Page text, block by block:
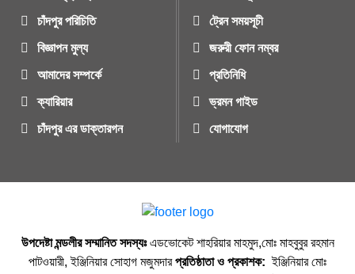
চাঁদপুর পরিচিতি
বিজ্ঞাপন মুল্য
আমাদের সম্পর্কে
ক্যারিয়ার
চাঁদপুর এর ডাক্তারগন
ট্রেন সময়সূচী
জরুরী ফোন নম্বর
প্রতিনিধি
ভ্রমন গাইড
যোগাযোগ
উপদেষ্টা মন্ডলীর সম্মানিত সদস্যঃএডভোকেট শাহরিয়ার মাহমুদ,মোঃ মাহবুবুর রহমান
পাটওয়ারী, ইঞ্জিনিয়ার সোহাগ মজুমদারপ্রতিষ্ঠাতা ও প্রকাশক: ইঞ্জিনিয়ার মোঃ